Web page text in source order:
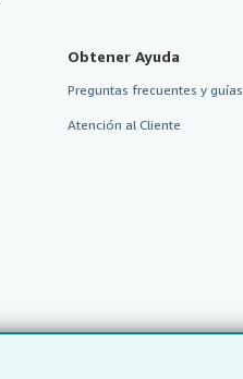
Obtener Ayuda
Preguntas frecuentes y guías
Atención al Cliente